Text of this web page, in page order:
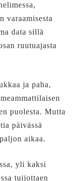
varaamisesta
data sillä
ruutuajasta
ja paha,
puolesta. Mutta
päivässä
aikaa.
yli kaksi
tuijottaen